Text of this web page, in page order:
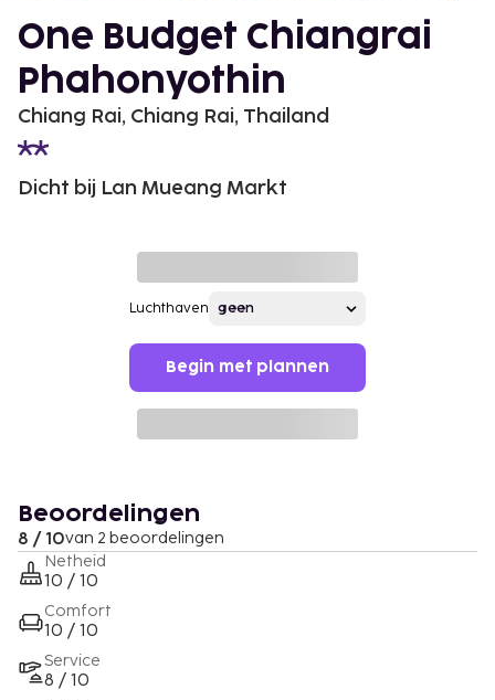
One Budget Chiangrai
Phahonyothin
Chiang Rai, Chiang Rai, Thailand
Dicht bij Lan Mueang Markt
Luchthaven
Begin met plannen
Beoordelingen
8 / 10van 2 beoordelingen
Netheid
10 / 10
Comfort
10 / 10
Service
8 / 10